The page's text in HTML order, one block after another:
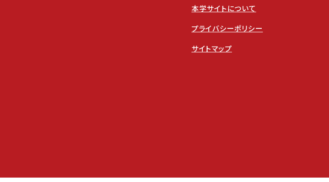
本学サイトについて
プライバシーポリシー
サイトマップ